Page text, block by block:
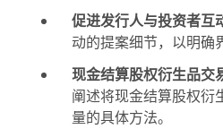
促进发行人与投资者互
动的提案细节，以明确
现金结算股权衍生品交
阐述将现金结算股权衍
量的具体方法。